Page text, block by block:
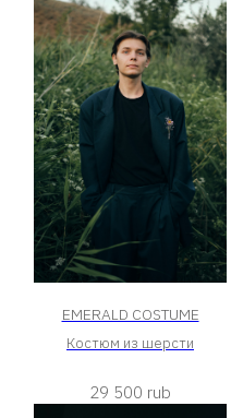
EMERALD COSTUME
Костюм из шерсти
29 500 rub